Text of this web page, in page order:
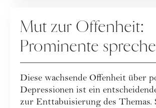
Mut zur Offenheit:
Prominente
ihre postpartale
Diese wachsende Offenheit über
Depressionen ist ein
zur Enttabuisierung des Themas.